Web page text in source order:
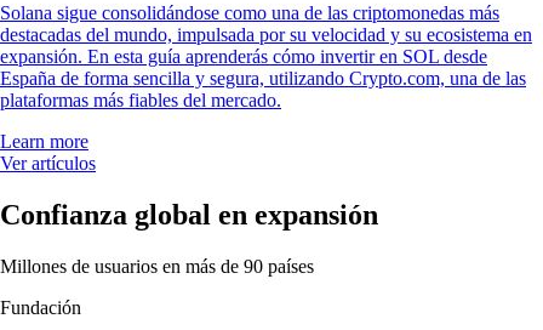
Solana sigue consolidándose como una de las criptomonedas más
destacadas del mundo, impulsada por su velocidad y su ecosistema en
expansión. En esta guía aprenderás cómo invertir en SOL desde
España de forma sencilla y segura, utilizando Crypto.com, una de las
plataformas más fiables del mercado.
Learn more
Ver artículos
Confianza global en expansión
Millones de usuarios en más de 90 países
Fundación